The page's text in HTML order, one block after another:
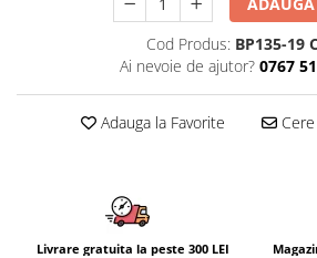
Cod Produs: BP135-19
Ai nevoie de ajutor? 0767
Adauga la Favorite Cere
Livrare gratuita la peste 300 LEI